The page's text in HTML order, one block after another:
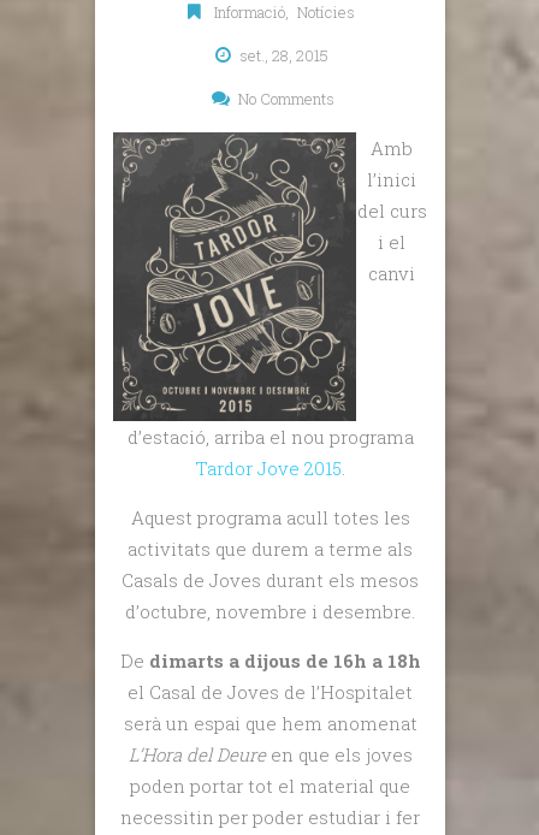
Informació, Notícies
set., 28, 2015
No Comments
Amb
l’inici
del curs
i el
canvi
d’estació, arriba el nou programa
Tardor Jove 2015.
Aquest programa acull totes les
activitats que durem a terme als
Casals de Joves durant els mesos
d’octubre, novembre i desembre.
De dimarts a dijous de 16h a 18h
el Casal de Joves de l’Hospitalet
serà un espai que hem anomenat
L’Hora del Deure en que els joves
poden portar tot el material que
necessitin per poder estudiar i fer